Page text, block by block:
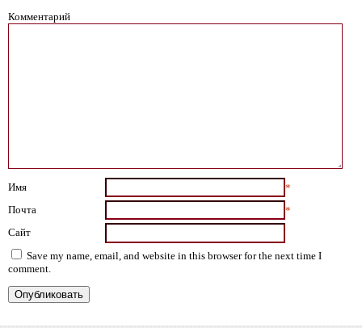
Комментарий
Имя
*
Почта
*
Сайт
Save my name, email, and website in this browser for the next time I
comment.